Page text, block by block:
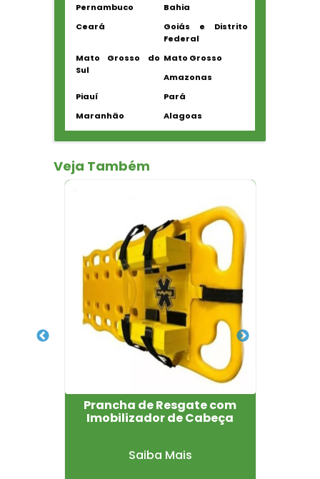
Pernambuco
Bahia
Ceará
Goiás e Distrito
Federal
Mato Grosso do
Sul
Mato Grosso
Amazonas
Piauí
Pará
Maranhão
Alagoas
Veja Também
Prancha de Resgate com
Imobilizador de Cabeça
Saiba Mais